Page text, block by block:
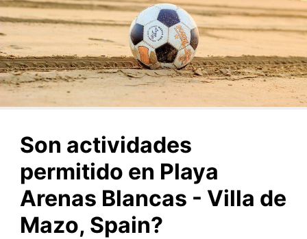
Son actividades
permitido en Playa
Arenas Blancas - Villa de
Mazo, Spain?